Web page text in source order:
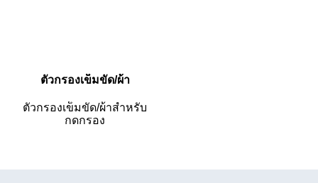
ตัวกรองเข็มขัด/ผ้า
ตัวกรองเข็มขัด/ผ้าสำหรับ
กดกรอง